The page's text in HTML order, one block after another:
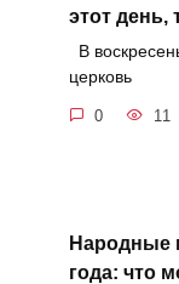
этот день,
В
церковь
0 11
Народные
года: что